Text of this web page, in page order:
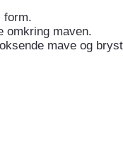
form.
omkring maven.
mave og